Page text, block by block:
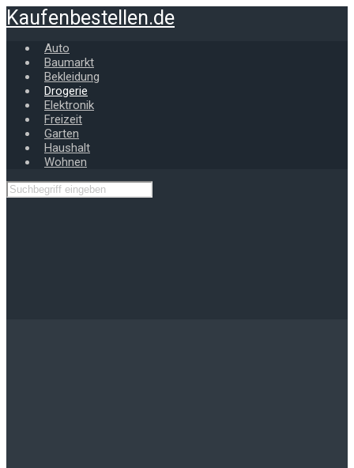
Zum
Hauptinhalt
springen
Kaufenbestellen.de
Auto
Baumarkt
Bekleidung
Drogerie
Elektronik
Freizeit
Garten
Haushalt
Wohnen